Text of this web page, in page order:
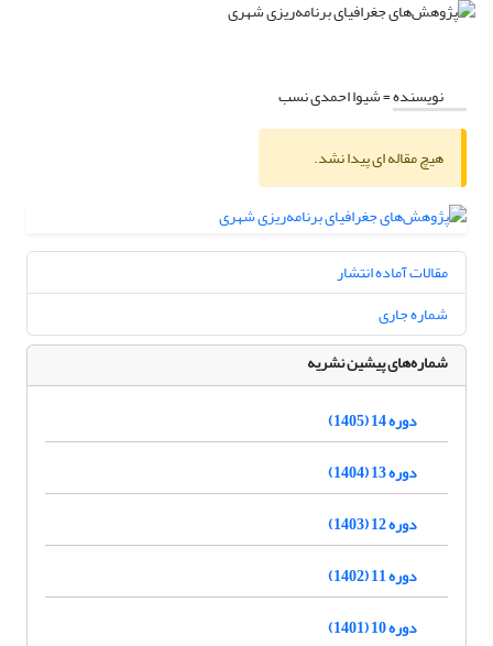
نویسنده =شیوا احمدی نسب
هیچ مقاله ای پیدا نشد.
مقالات آماده انتشار
شماره جاری
شماره‌های پیشین نشریه
دوره 14 (1405)
دوره 13 (1404)
دوره 12 (1403)
دوره 11 (1402)
دوره 10 (1401)